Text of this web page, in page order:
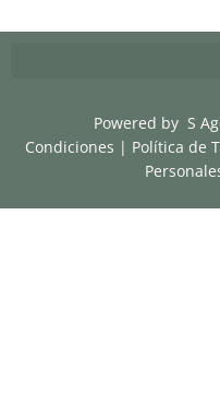
Powered by S
Condiciones | Política de